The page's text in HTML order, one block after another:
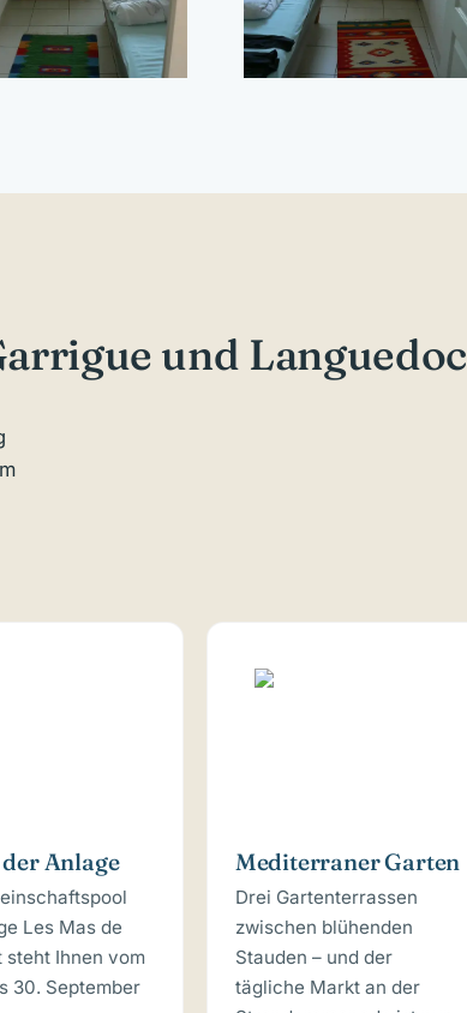
und Languedoc
Anlage
Les Mas de
steht Ihnen vom
30. September
Mediterraner Garten
Drei Gartenterrassen
zwischen blühenden
Stauden – und der
tägliche Markt an der